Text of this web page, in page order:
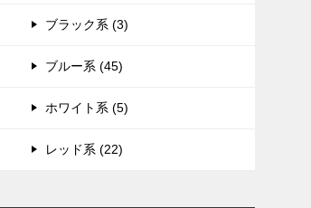
ブラック系 (3)
ブルー系 (45)
ホワイト系 (5)
レッド系 (22)